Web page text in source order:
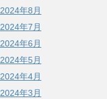
2024年8月
2024年7月
2024年6月
2024年5月
2024年4月
2024年3月